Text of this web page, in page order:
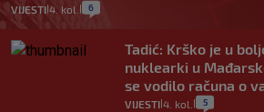
VIJESTI 4. kol. 6
Tadić: Krško je u
nuklearki u
se vodilo računa o
VIJESTI 4. kol. 5